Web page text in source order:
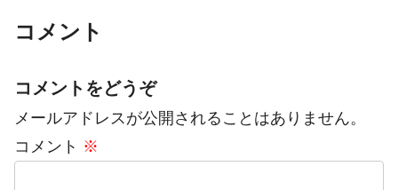
コメント
コメントをどうぞ
メールアドレスが公開されることはありません。
コメント ※